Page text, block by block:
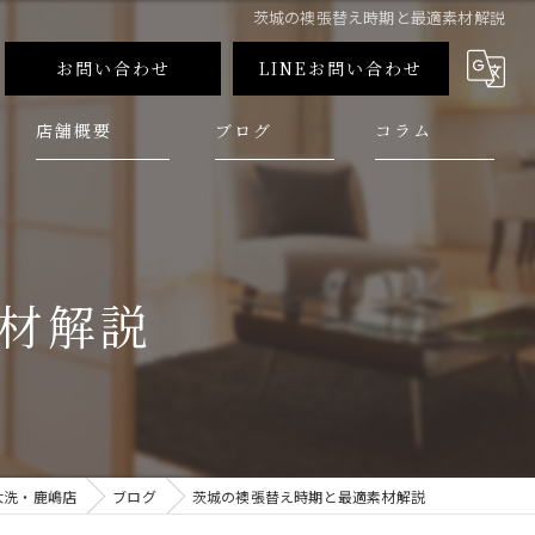
茨城の襖張替え時期と最適素材解説
お問い合わせ LINEお問い合わせ
店舗概要 ブログ コラム
解説
・鹿嶋店 ブログ 茨城の襖張替え時期と最適素材解説